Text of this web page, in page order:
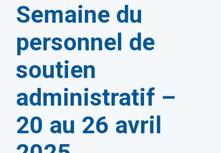
Semaine du
personnel de
soutien
administratif –
20 au 26 avril